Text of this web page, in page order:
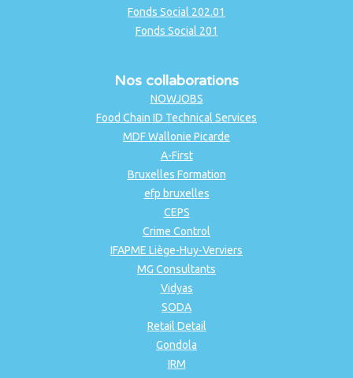
Fonds Social 202.01
Fonds Social 201
Nos collaborations
NOWJOBS
Food Chain ID Technical Services
MDF Wallonie Picarde
A-First
Bruxelles Formation
efp bruxelles
CEPS
Crime Control
IFAPME Liège-Huy-Verviers
MG Consultants
Vidyas
SODA
Retail Detail
Gondola
IRM